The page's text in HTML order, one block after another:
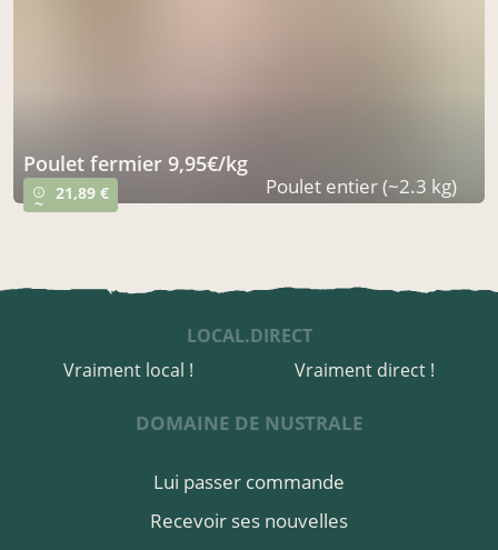
poulet fermier 9,95€/kg
info_outline
~ 21,89 € Poulet entier (~2.3 kg)
LOCAL.DIRECT
Vraiment local !
Vraiment direct !
DOMAINE DE NUSTRALE
Lui passer commande
Recevoir ses nouvelles